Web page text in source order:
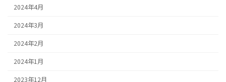
2024年4月
2024年3月
2024年2月
2024年1月
2023年12月